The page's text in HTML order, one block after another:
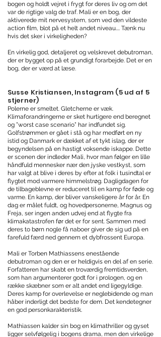
bogen og holdt vejret i frygt for deres liv og om det
var de rigtige valg de traf. Mali er en bog, der
aktiverede mit nervesystem, som ved den vildeste
action film, blot på et helt andet niveau.... Tænk nu
hvis det sker i virkeligheden?
En virkelig god, detaljeret og velskrevet debutroman,
der er bygget op på et grundigt forarbejde. Det er en
bog, der er værd at læse.
Susse Kristiansen, Instagram (5 ud af 5
stjerner)
Polerne er smeltet. Gletcherne er væk.
Klimaforandringerne er sket hurtigere end beregnet
og ”worst case scenario” har indfundet sig.
Golfstrømmen er gået i stå og har medført en ny
istid og Danmark er dækket af et tykt islag, der er
begyndelsen på en hastigt voksende iskappe. Dette
er scenen der indleder Mali, hvor man følger en lille
håndfuld mennesker nær den jyske vestkyst, som
har valgt at blive i deres by efter at folk i tusindtal er
flygtet mod varmere himmelstrøg. Dagligdagen for
de tilbageblevne er reduceret til en kamp for føde og
varme. En kamp, der bliver vanskeligere år for år. En
dag er målet fuldt, og hovedpersonerne, Magnus og
Freja, ser ingen anden udvej end at flygte fra
klimakatastrofen før det er for sent. Sammen med
deres to børn nogle få naboer giver de sig ud på en
farefuld færd ned gennem et dybfrossent Europa.
Mali er Torben Mathiassens enestående
debutroman og den er er heldigvis en del af en serie.
Forfatteren har skabt en troværdig fremtidsverden,
som han argumenterer godt for i prologen, og en
række skæbner som er alt andet end ligegyldige.
Deres kamp for overlevelse er neglebidende og man
håber inderligt det bedste for dem. Det kendetegner
en god personkarakteristik.
Mathiassen kalder sin bog en klimathriller og gyset
ligger selvfølgelig i bogens drama, men den virkelige